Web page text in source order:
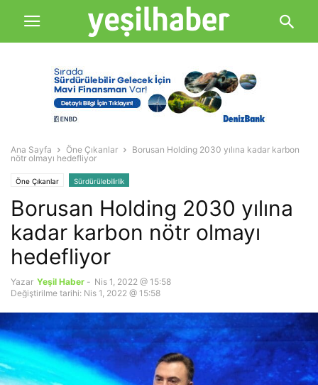
Ana Sayfa Öne Çıkanlar
Borusan Holding 2030 yılına kadar karbon
nötr olmayı hedefliyor
Öne Çıkanlar Sürdürülebilirlik
Borusan Holding 2030 yılına
kadar karbon nötr olmayı
hedefliyor
Yazar Yeşil Haber - Nis 1, 2022 @ 15:58
Değiştirilme tarihi: Nis 1, 2022 @ 15:58